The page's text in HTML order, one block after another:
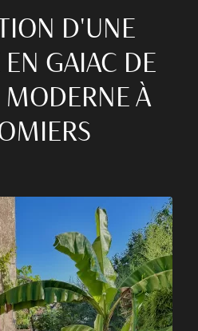
D'UNE
EN GAIAC DE
MODERNE À